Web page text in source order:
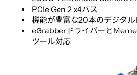
PCIe Gen 2 x4バス
機能が豊富な20本のデジタル
eGrabberドライバーと
ツール対応